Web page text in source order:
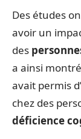
Des études
avoir un
des
a ainsi
avait permis
chez des
déficience